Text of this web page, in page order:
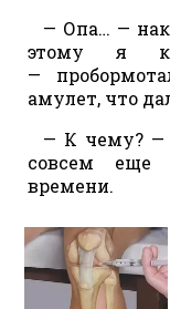
— Опа… —
этому я
—
амулет, что
— К чему? —
совсем еще
времени.